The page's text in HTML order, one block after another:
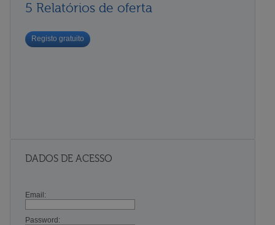
5 Relatórios de oferta
Registo gratuito
DADOS DE ACESSO
Email:
Password: